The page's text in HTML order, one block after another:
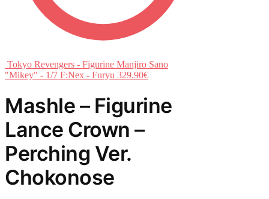
Tokyo Revengers - Figurine Manjiro Sano
"Mikey" - 1/7 F:Nex - Furyu 329.90€
Mashle – Figurine
Lance Crown –
Perching Ver.
Chokonose